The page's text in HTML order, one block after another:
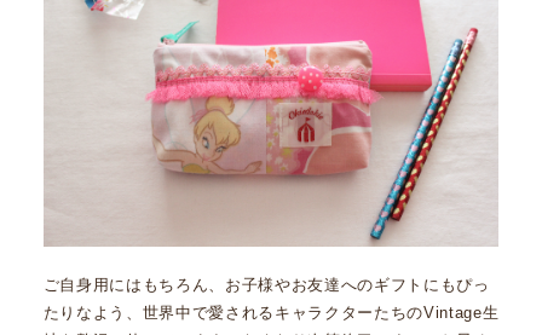
ご自身用にはもちろん、お子様やお友達へのギフトにもぴっ
たりなよう、世界中で愛されるキャラクターたちのVintage生